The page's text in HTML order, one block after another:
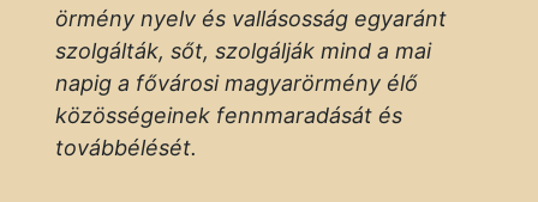
örmény nyelv és vallásosság egyaránt
szolgálták, sőt, szolgálják mind a mai
napig a fővárosi magyarörmény élő
közösségeinek fennmaradását és
továbbélését.